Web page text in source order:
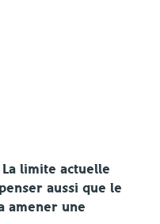
La limite actuelle
aussi que le
amener une